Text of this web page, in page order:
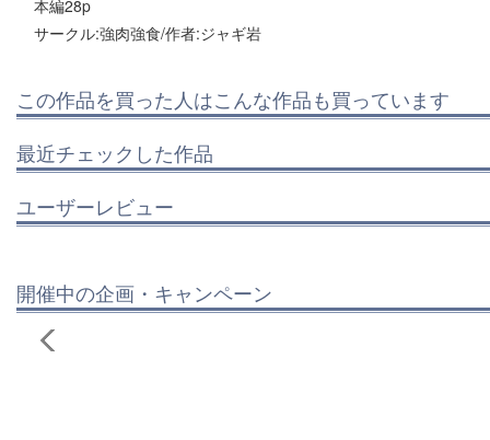
本編28p
サークル:強肉強食/作者:ジャギ岩
この作品を買った人はこんな作品も買っています
最近チェックした作品
ユーザーレビュー
開催中の企画・キャンペーン